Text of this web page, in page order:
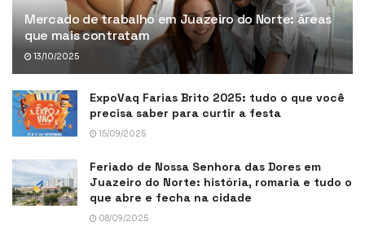
Mercado de trabalho em Juazeiro do Norte: áreas
que mais contratam
13/10/2025
ExpoVaq Farias Brito 2025: tudo o que você
precisa saber para curtir a festa
15/09/2025
Feriado de Nossa Senhora das Dores em
Juazeiro do Norte: história, romaria e tudo o
que abre e fecha na cidade
08/09/2025